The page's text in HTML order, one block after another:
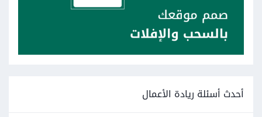
أحدث أسئلة ريادة الأعمال